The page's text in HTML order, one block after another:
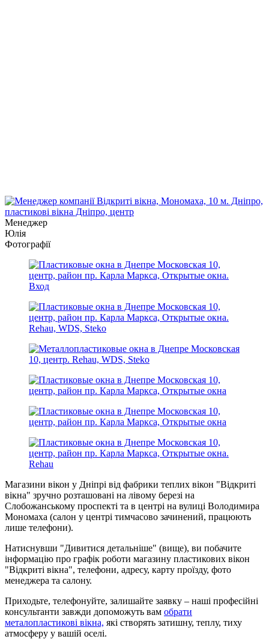
Менеджер
Юлія
Фотографії
Магазини вікон у Дніпрі від фабрики теплих вікон "Відкриті
вікна" зручно розташовані на лівому березі на
Слобожанському проспекті та в центрі на вулиці Володимира
Мономаха (салон у центрі тимчасово зачинений, працюють
лише телефони).
Натиснувши "Дивитися детальніше" (вище), ви побачите
інформацію про графік роботи магазину пластикових вікон
"Відкриті вікна", телефони, адресу, карту проїзду, фото
менеджера та салону.
Приходьте, телефонуйте, залишайте заявку – наші професійні
консультанти завжди допоможуть вам обрати
металопластикові вікна, які створять затишну, теплу, тиху
атмосферу у вашій оселі.